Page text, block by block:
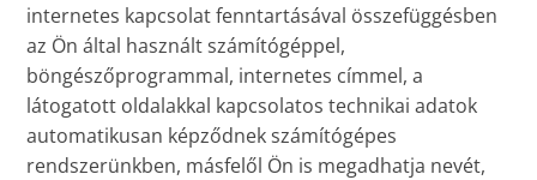
internetes kapcsolat fenntartásával összefüggésben
az Ön által használt számítógéppel,
böngészőprogrammal, internetes címmel, a
látogatott oldalakkal kapcsolatos technikai adatok
automatikusan képződnek számítógépes
rendszerünkben, másfelől Ön is megadhatja nevét,